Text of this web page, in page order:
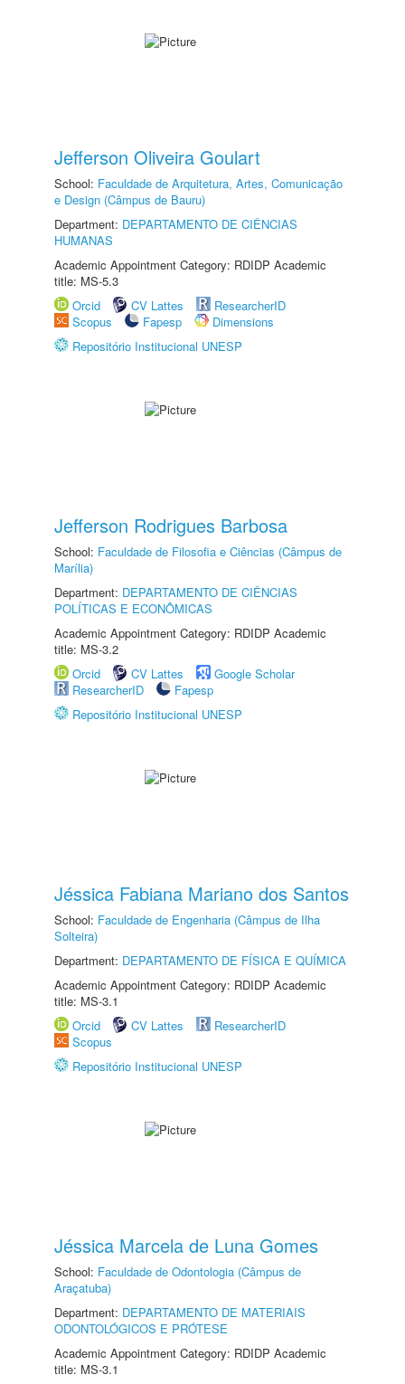
Jefferson Oliveira Goulart
School: Faculdade de Arquitetura, Artes, Comunicação
e Design (Câmpus de Bauru)
Department: DEPARTAMENTO DE CIÊNCIAS
HUMANAS
Academic Appointment Category: RDIDP Academic
title: MS-5.3
Orcid
CV Lattes
ResearcherID
Scopus
Fapesp
Dimensions
Repositório Institucional UNESP
Jefferson Rodrigues Barbosa
School: Faculdade de Filosofia e Ciências (Câmpus de
Marília)
Department: DEPARTAMENTO DE CIÊNCIAS
POLÍTICAS E ECONÔMICAS
Academic Appointment Category: RDIDP Academic
title: MS-3.2
Orcid
CV Lattes
Google Scholar
ResearcherID
Fapesp
Repositório Institucional UNESP
Jéssica Fabiana Mariano dos Santos
School: Faculdade de Engenharia (Câmpus de Ilha
Solteira)
Department: DEPARTAMENTO DE FÍSICA E QUÍMICA
Academic Appointment Category: RDIDP Academic
title: MS-3.1
Orcid
CV Lattes
ResearcherID
Scopus
Repositório Institucional UNESP
Jéssica Marcela de Luna Gomes
School: Faculdade de Odontologia (Câmpus de
Araçatuba)
Department: DEPARTAMENTO DE MATERIAIS
ODONTOLÓGICOS E PRÓTESE
Academic Appointment Category: RDIDP Academic
title: MS-3.1